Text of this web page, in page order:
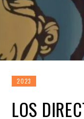
2023
LOS